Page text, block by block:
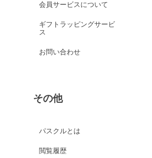
会員サービスについて
ギフトラッピングサービ
ス
お問い合わせ
その他
パスクルとは
閲覧履歴